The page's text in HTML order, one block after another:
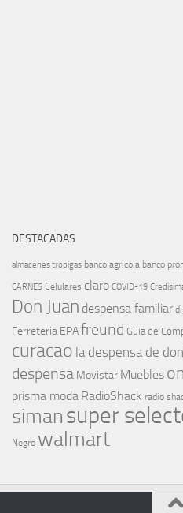
DESTACADAS
almacenes tropigas banco agricola banco
CARNES Celulares claro COVID-19
Don Juan despensa familiar
Ferreteria EPAfreund Guia de
curacao la despensa de
despensa Movistar Muebles
prisma moda RadioShack radio
simansuper
Negro walmart